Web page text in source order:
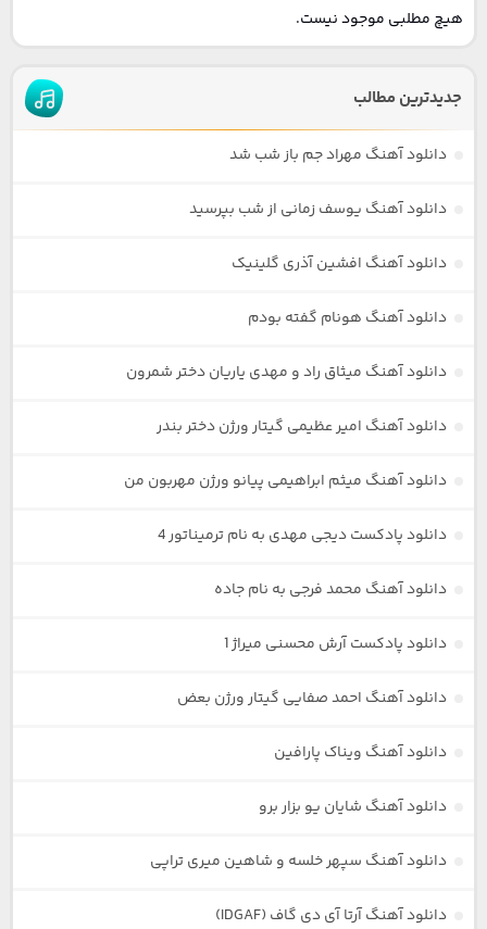
هیچ مطلبی موجود نیست.
جدیدترین مطالب
دانلود آهنگ مهراد جم باز شب شد
دانلود آهنگ یوسف زمانی از شب بپرسید
دانلود آهنگ افشین آذری گلینیک
دانلود آهنگ هونام گفته بودم
دانلود آهنگ میثاق راد و مهدی یاریان دختر شمرون
دانلود آهنگ امیر عظیمی گیتار ورژن دختر بندر
دانلود آهنگ میثم ابراهیمی پیانو ورژن مهربون من
دانلود پادکست دیجی مهدی به نام ترمیناتور 4
دانلود آهنگ محمد فرجی به نام جاده
دانلود پادکست آرش محسنی میراژ 1
دانلود آهنگ احمد صفایی گیتار ورژن بعض
دانلود آهنگ ویناک پارافین
دانلود آهنگ شایان یو بزار برو
دانلود آهنگ سپهر خلسه و شاهین میری تراپی
دانلود آهنگ آرتا آی دی گاف (IDGAF)